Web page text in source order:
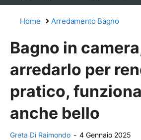
Home Arredamento Bagno
Bagno in
arredarlo per
pratico,
anche bello
Greta Di Raimondo - 4 Gennaio 2025